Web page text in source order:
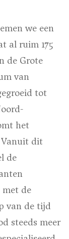
we een
al ruim 175
de Grote
van
tot
het
Vanuit dit
de
met de
van de tijd
steeds meer